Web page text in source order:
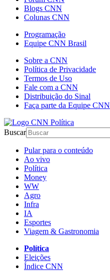
Blogs CNN
Colunas CNN
Programação
Equipe CNN Brasil
Sobre a CNN
Política de Privacidade
Termos de Uso
Fale com a CNN
Distribuição do Sinal
Faça parte da Equipe CNN
Buscar
Pular para o conteúdo
Ao vivo
Política
Money
WW
Agro
Infra
IA
Esportes
Viagem & Gastronomia
Política
Eleições
Índice CNN